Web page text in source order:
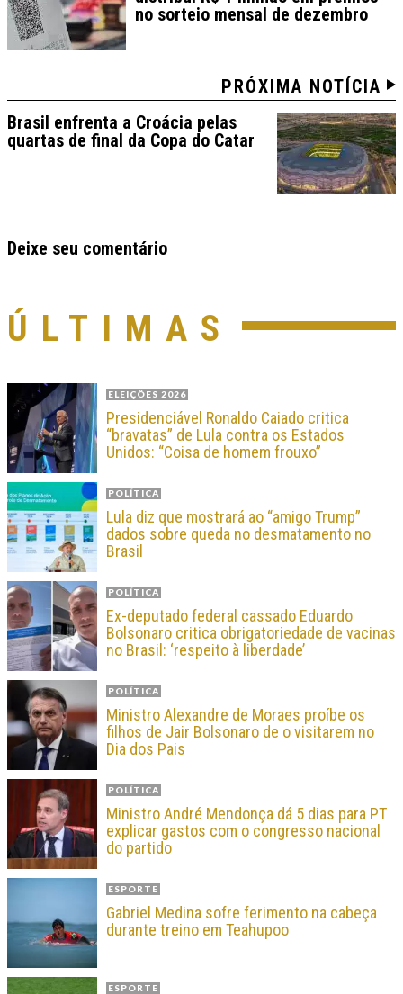
no sorteio mensal de dezembro
PRÓXIMA NOTÍCIA
Brasil enfrenta a Croácia pelas
quartas de final da Copa do Catar
Deixe seu comentário
ÚLTIMAS
ELEIÇÕES 2026
Presidenciável Ronaldo Caiado critica
“bravatas” de Lula contra os Estados
Unidos: “Coisa de homem frouxo”
POLÍTICA
Lula diz que mostrará ao “amigo Trump”
dados sobre queda no desmatamento no
Brasil
POLÍTICA
Ex-deputado federal cassado Eduardo
Bolsonaro critica obrigatoriedade de vacinas
no Brasil: ‘respeito à liberdade’
POLÍTICA
Ministro Alexandre de Moraes proíbe os
filhos de Jair Bolsonaro de o visitarem no
Dia dos Pais
POLÍTICA
Ministro André Mendonça dá 5 dias para PT
explicar gastos com o congresso nacional
do partido
ESPORTE
Gabriel Medina sofre ferimento na cabeça
durante treino em Teahupoo
ESPORTE